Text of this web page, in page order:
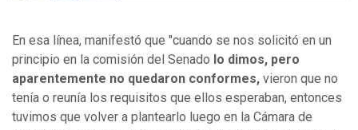
En esa línea, manifestó que "cuando se nos solicitó en un
principio en la comisión del Senado lo dimos, pero
aparentemente no quedaron conformes, vieron que no
tenía o reunía los requisitos que ellos esperaban, entonces
tuvimos que volver a plantearlo luego en la Cámara de